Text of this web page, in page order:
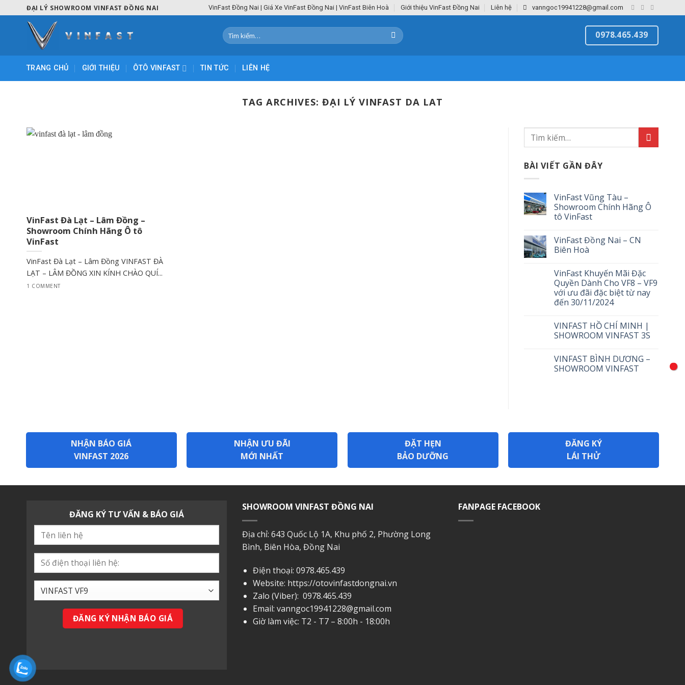
to
ĐẠI LÝ SHOWROOM VINFAST ĐỒNG NAI VinFast Đồng Nai | Giá Xe VinFast Đồng Nai | VinFast Biên Hoà Giới thiệu VinFast Đồng Nai Liên hệ vanngoc19941228@gmail.com
Tìm
kiếm:
0978.465.439
TRANG CHỦ GIỚI THIỆU ÔTÔ VINFAST TIN TỨC LIÊN HỆ
TAG ARCHIVES:ĐẠI LÝ VINFAST DA LAT
VinFast Đà Lạt – Lâm Đồng –
Showroom Chính Hãng Ô tô
VinFast
VinFast Đà Lạt – Lâm Đồng VINFAST ĐÀ
LẠT – LÂM ĐỒNG XIN KÍNH CHÀO QUÍ...
1 COMMENT
BÀI VIẾT GẦN ĐÂY
VinFast Vũng Tàu –
Showroom Chính Hãng Ô
tô VinFast
VinFast Đồng Nai – CN
Biên Hoà
VinFast Khuyến Mãi Đặc
Quyền Dành Cho VF8 – VF9
với ưu đãi đặc biệt từ nay
đến 30/11/2024
VINFAST HỒ CHÍ MINH |
SHOWROOM VINFAST 3S
VINFAST BÌNH DƯƠNG –
SHOWROOM VINFAST
NHẬN BÁO GIÁ
VINFAST 2026
NHẬN ƯU ĐÃI
MỚI NHẤT
ĐẶT HẸN
BẢO DƯỠNG
ĐĂNG KÝ
LÁI THỬ
ĐĂNG KÝ TƯ VẤN & BÁO GIÁ
SHOWROOM VINFAST ĐỒNG NAI
Địa chỉ: 643 Quốc Lộ 1A, Khu phố 2, Phường Long
Bình, Biên Hòa, Đồng Nai
Điện thoại:0978.465.439
Website: https://otovinfastdongnai.vn
Zalo (Viber):0978.465.439
Email:vanngoc19941228@gmail.com
Giờ làm việc: T2 - T7 – 8:00h - 18:00h
FANPAGE FACEBOOK